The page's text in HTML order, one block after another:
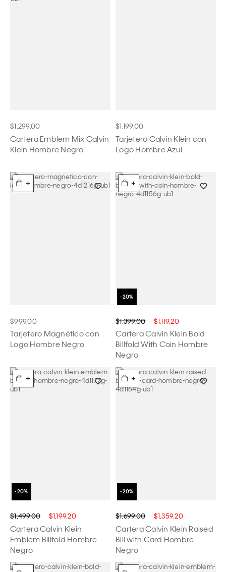
$1,299.00
Cartera Emblem Mix Calvin
Klein Hombre Negro
$1,199.00
Tarjetero Calvin Klein con
Logo Hombre Azul
+
$999.00
Tarjetero Magnético con
Logo Hombre Negro
+
$1,399.00 $1,119.20
Cartera Calvin Klein Bold
Billfold With Coin Hombre
Negro
+
$1,499.00 $1,199.20
Cartera Calvin Klein
Emblem Billfold Hombre
Negro
+
$1,699.00 $1,359.20
Cartera Calvin Klein Raised
Bill with Card Hombre
Negro